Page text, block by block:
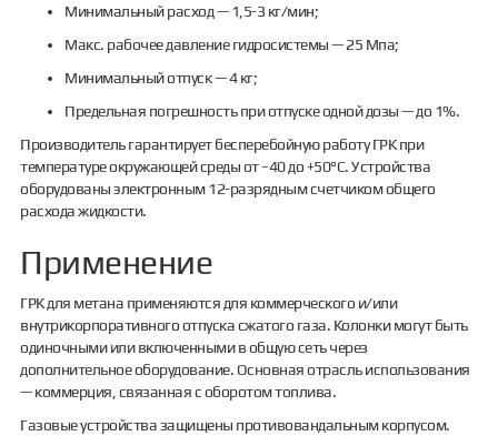
Минимальный расход — 1,5-3 кг/мин;
Макс. рабочее давление гидросистемы — 25 Мпа;
Минимальный отпуск — 4 кг;
Предельная погрешность при отпуске одной дозы — до 1%.
Производитель гарантирует бесперебойную работу ГРК при
температуре окружающей среды от −40 до +50°С. Устройства
оборудованы электронным 12-разрядным счетчиком общего
расхода жидкости.
Применение
ГРК для метана применяются для коммерческого и/или
внутрикорпоративного отпуска сжатого газа. Колонки могут быть
одиночными или включенными в общую сеть через
дополнительное оборудование. Основная отрасль использования
— коммерция, связанная с оборотом топлива.
Газовые устройства защищены противовандальным корпусом.